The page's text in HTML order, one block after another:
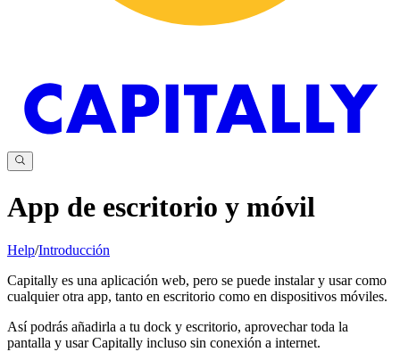
App de escritorio y móvil
Help/Introducción
Capitally es una aplicación web, pero se puede instalar y usar como
cualquier otra app, tanto en escritorio como en dispositivos móviles.
Así podrás añadirla a tu dock y escritorio, aprovechar toda la
pantalla y usar Capitally incluso sin conexión a internet.